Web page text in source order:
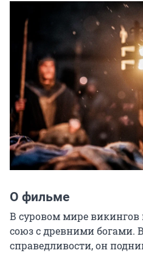
О фильме
В суровом мире викингов
союз с древними
справедливости, он